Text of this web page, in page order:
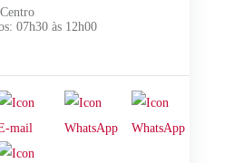
07h30 às 12h00